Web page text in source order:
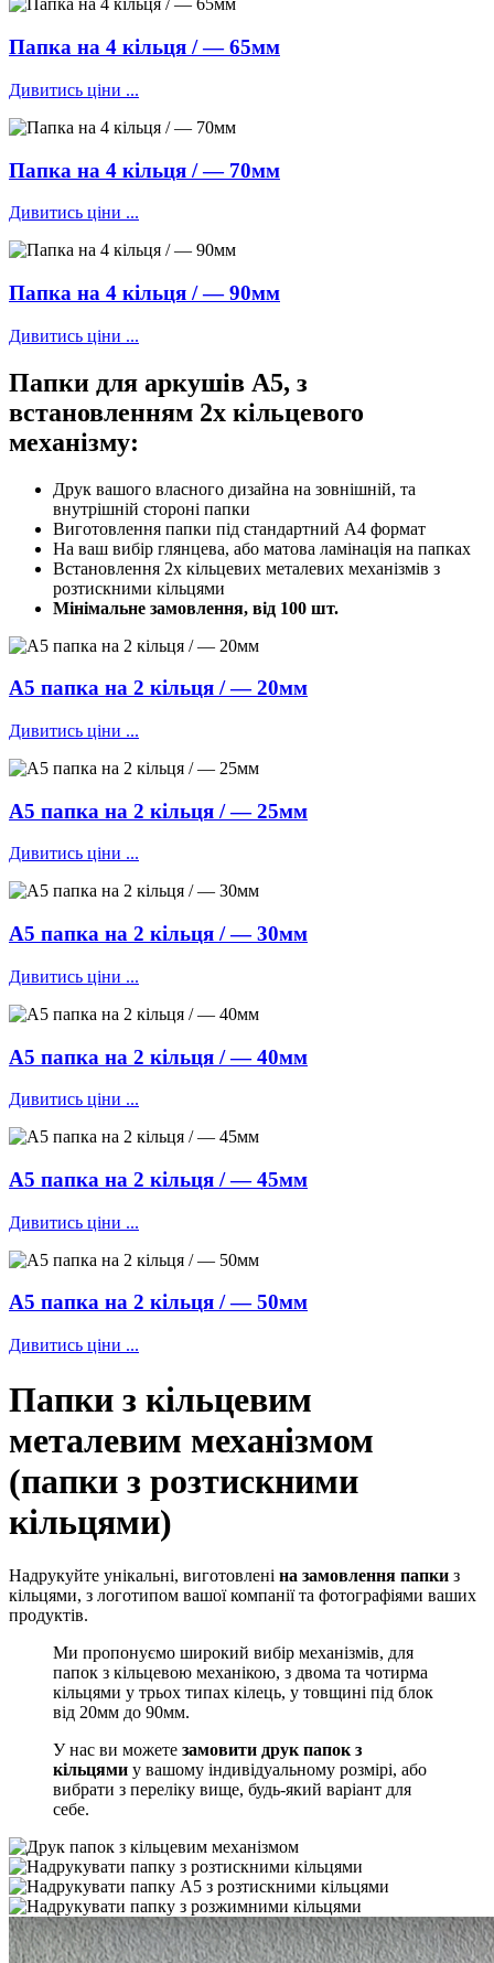
Папка на 4 кільця / — 65мм
Дивитись ціни ...
Папка на 4 кільця / — 70мм
Дивитись ціни ...
Папка на 4 кільця / — 90мм
Дивитись ціни ...
Папки для аркушів А5, з
встановленням 2х кільцевого
механізму:
Друк вашого власного дизайна на зовнішній, та
внутрішній стороні папки
Виготовлення папки під стандартний А4 формат
На ваш вибір глянцева, або матова ламінація на папках
Встановлення 2х кільцевих металевих механізмів з
розтискними кільцями
Мінімальне замовлення, від 100 шт.
А5 папка на 2 кільця / — 20мм
Дивитись ціни ...
А5 папка на 2 кільця / — 25мм
Дивитись ціни ...
А5 папка на 2 кільця / — 30мм
Дивитись ціни ...
А5 папка на 2 кільця / — 40мм
Дивитись ціни ...
А5 папка на 2 кільця / — 45мм
Дивитись ціни ...
А5 папка на 2 кільця / — 50мм
Дивитись ціни ...
Папки з кільцевим
металевим механізмом
(папки з розтискними
кільцями)
Надрукуйте унікальні, виготовлені на замовлення папки з
кільцями, з логотипом вашої компанії та фотографіями ваших
продуктів.
Ми пропонуємо широкий вибір механізмів, для
папок з кільцевою механікою, з двома та чотирма
кільцями у трьох типах кілець, у товщині під блок
від 20мм до 90мм.
У нас ви можете замовити друк папок з
кільцями у вашому індивідуальному розмірі, або
вибрати з переліку вище, будь-який варіант для
себе.